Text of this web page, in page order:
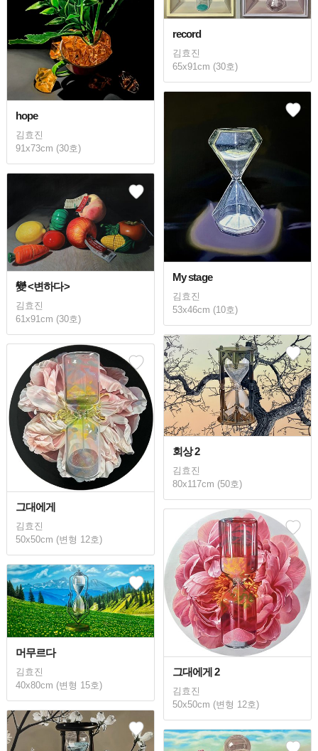
hope
김효진
91x73cm (30호)
record
김효진
65x91cm (30호)
My stage
김효진
53x46cm (10호)
變 <변하다>
김효진
61x91cm (30호)
회상 2
김효진
80x117cm (50호)
그대에게
김효진
50x50cm (변형 12호)
그대에게 2
김효진
50x50cm (변형 12호)
머무르다
김효진
40x80cm (변형 15호)